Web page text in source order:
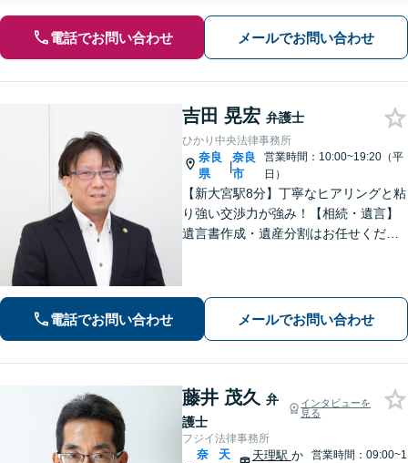
電話でお問い合わせ メールでお問い合わせ
吉田 晃宏 弁護士
ひかり中央法律事務所
奈良
県
|
奈良
市
営業時間：10:00~19:20（平
日）
【新大宮駅8分】丁寧なヒアリングと粘
り強い交渉力が強み！【相続・遺言】
遺言書作成・遺産分割はお任せくださ
に持ち込んだ事例あり【初回面談無
料】
電話でお問い合わせ メールでお問い合わせ
藤井 茂久 弁
護士
インタビューを
見る
フジイ法律事務所
奈
天
天理駅 か
営業時間：09:00~1